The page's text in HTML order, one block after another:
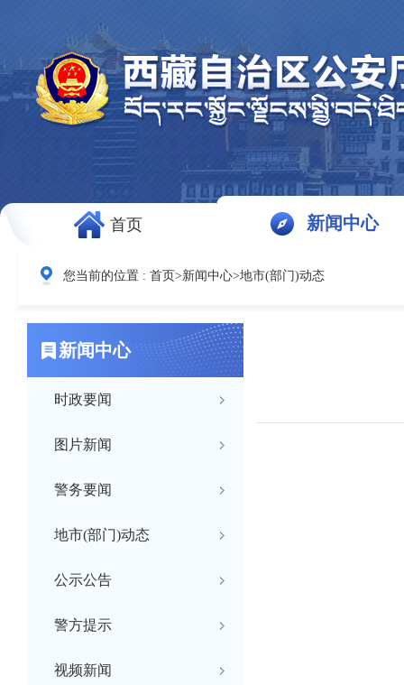
首页 新闻中心
您当前的位置 : 首页>新闻中心>地市(部门)动态
新闻中心
时政要闻
图片新闻
警务要闻
地市(部门)动态
公示公告
警方提示
视频新闻